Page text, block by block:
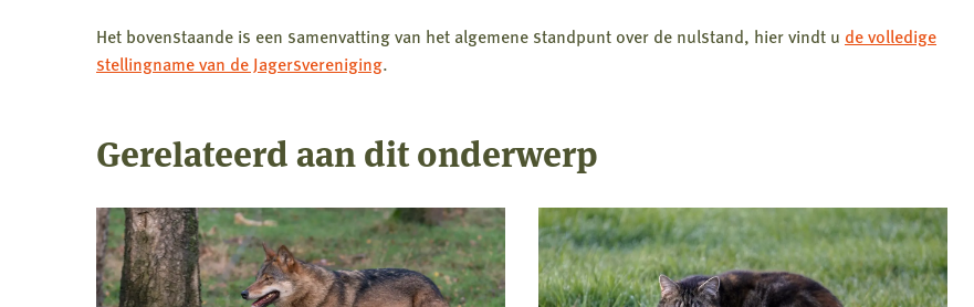
Het bovenstaande is een samenvatting van het algemene standpunt over de nulstand, hier vindt u de volledige
stellingname van de Jagersvereniging.
Gerelateerd aan dit onderwerp